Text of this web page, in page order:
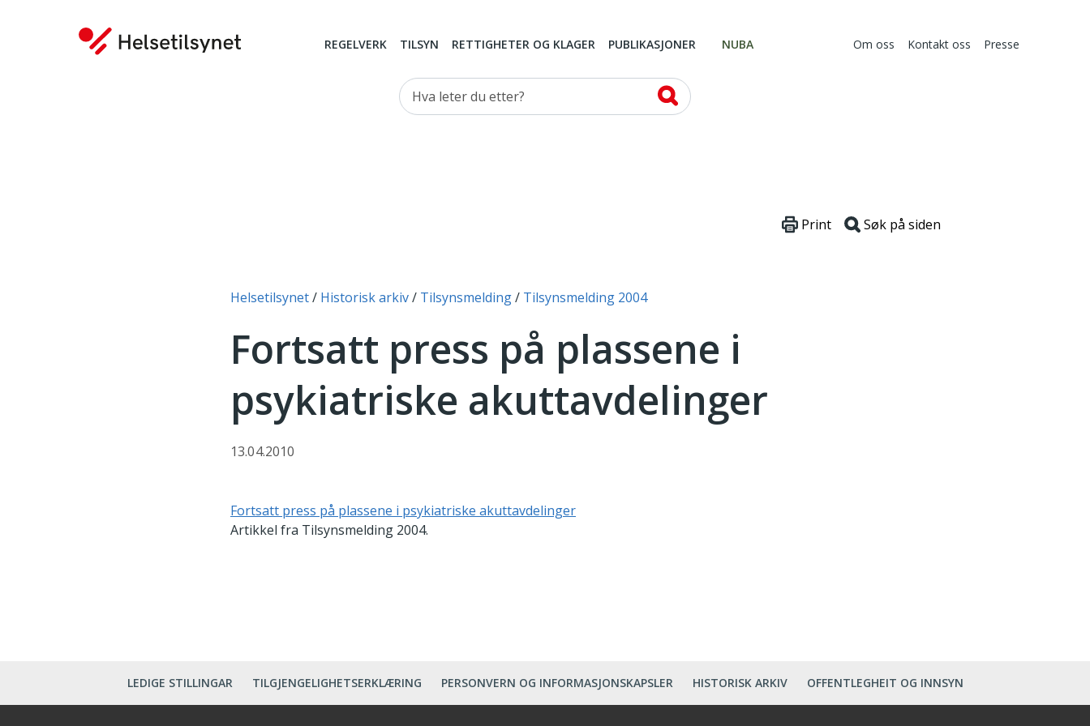
REGELVERK TILSYN RETTIGHETER OG KLAGER PUBLIKASJONER NUBA Om oss Kontakt oss Presse
Hva leter du etter?
Du er her:
Helsetilsynet Historisk arkiv Tilsynsmelding Tilsynsmelding 2004
Print Søk på siden
Fortsatt press på plassene i
psykiatriske akuttavdelinger
13.04.2010
Fortsatt press på plassene i psykiatriske akuttavdelinger
Artikkel fra Tilsynsmelding 2004.
LEDIGE STILLINGAR TILGJENGELIGHETSERKLÆRING PERSONVERN OG INFORMASJONSKAPSLER HISTORISK ARKIV OFFENTLEGHEIT OG INNSYN